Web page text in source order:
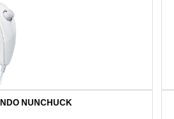
NUNCHUCK